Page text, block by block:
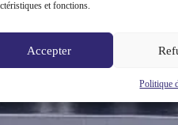
et fonctions.
Accepter
Politique